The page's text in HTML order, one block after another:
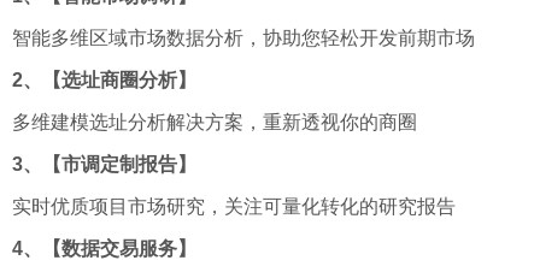
智能多维区域市场数据分析，协助您轻松开发前期市场
2、【选址商圈分析】
多维建模选址分析解决方案，重新透视你的商圈
3、【市调定制报告】
实时优质项目市场研究，关注可量化转化的研究报告
4、【数据交易服务】